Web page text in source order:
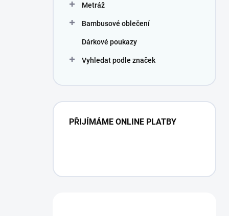
Metráž
Bambusové oblečení
Dárkové poukazy
Vyhledat podle značek
PŘIJÍMÁME ONLINE PLATBY